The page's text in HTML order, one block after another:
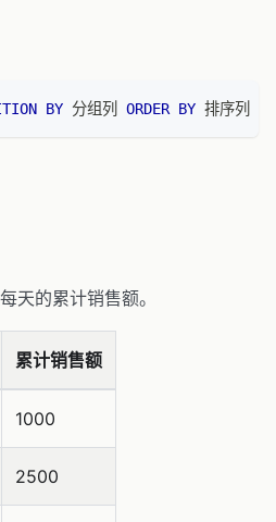
BY 分组列 ORDER BY 排序列 窗
天的累计销售额。
累计销售额
1000
2500